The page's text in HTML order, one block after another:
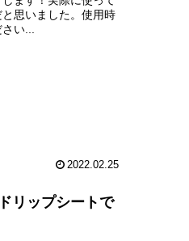
思いました。使用時
い...
2022.02.25
リップシートで